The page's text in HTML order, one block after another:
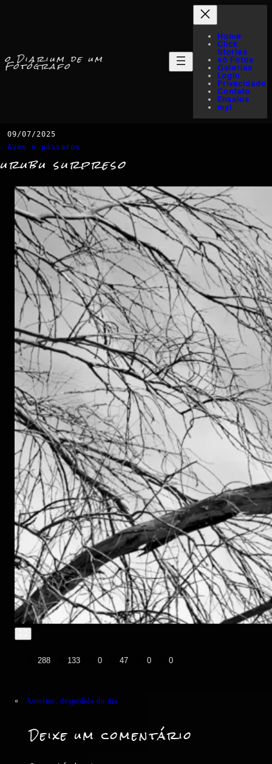
o Diarium de um
Fotógrafo
Home
Click
Stories
só Fotos
Galerias
Login
Privacidade
Contato
Ensaios
myI
09/07/2025
Aves e pássaros
urubu surpreso
288 133 0 47 0 0
« Anterior: despedida do dia
Deixe um comentário